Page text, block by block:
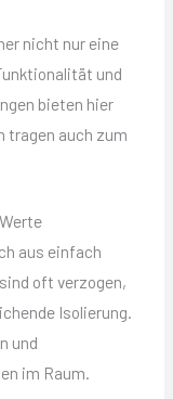
nicht nur eine
und
bieten hier
tragen auch zum
aus einfach
oft verzogen,
Isolierung.
und
im Raum.